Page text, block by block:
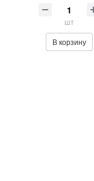
шт
В корзину